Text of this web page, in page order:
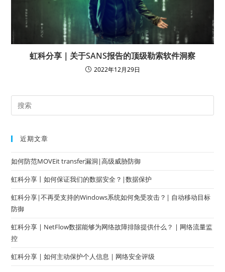
虹科分享｜关于SANS报告的顶级勒索软件洞察
2022年12月29日
近期文章
如何防范MOVEit transfer漏洞|高级威胁防御
虹科分享丨如何保证我们的数据安全？|数据保护
虹科分享|不再受支持的Windows系统如何免受攻击？| 自动移动目标
防御
虹科分享 | NetFlow数据能够为网络故障排除提供什么？ | 网络流量监
控
虹科分享 | 如何主动保护个人信息 | 网络安全评级